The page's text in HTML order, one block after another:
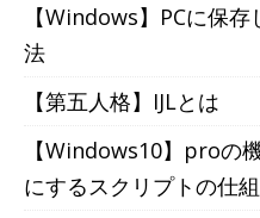
【Windows】PCに保
法
【第五人格】IJLとは
【Windows10】proの
にするスクリプトの仕